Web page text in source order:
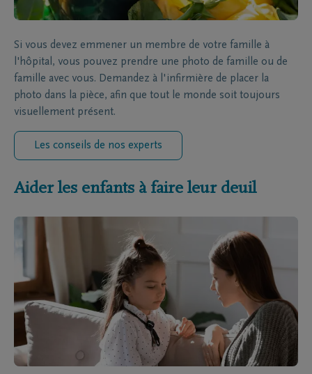
Si vous devez emmener un membre de votre famille à
l'hôpital, vous pouvez prendre une photo de famille ou de
famille avec vous. Demandez à l'infirmière de placer la
photo dans la pièce, afin que tout le monde soit toujours
visuellement présent.
Les conseils de nos experts
Aider les enfants à faire leur deuil